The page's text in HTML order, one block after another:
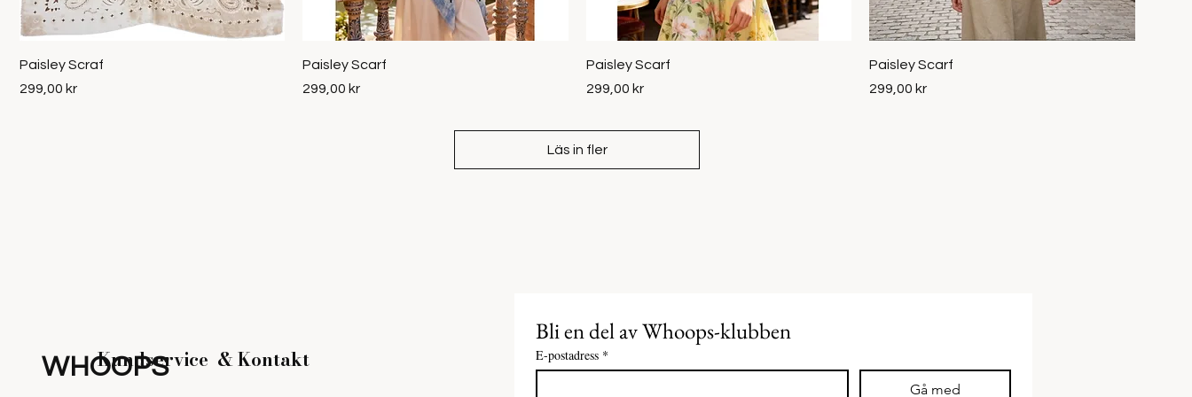
Paisley Scraf
Pris
299,00 kr
Paisley Scarf
Pris
299,00 kr
Paisley Scarf
Pris
299,00 kr
Paisley Scarf
Pris
299,00 kr
Läs in fler
WHOOPS
Kundservice &Kontakt
Bli en del av Whoops-klubben
E-postadress *
Gå med